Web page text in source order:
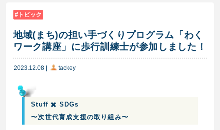
トピック
地域(まち)の担い手づくりプログラム「わく
ワーク講座」に歩行訓練士が参加しました！
2023.12.08 tackey
Stuff ✖️ SDGs
〜次世代育成支援の取り組み〜